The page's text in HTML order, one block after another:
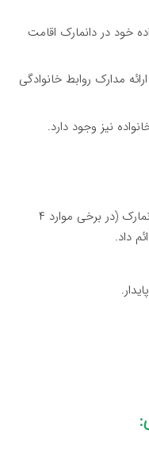
خود در دانمارک اقامت
مدارک روابط خانوادگی
نیز وجود دارد.
پس از ۸ سال اقامت قانونی در دانمارک (در برخی موارد ۴
داد.